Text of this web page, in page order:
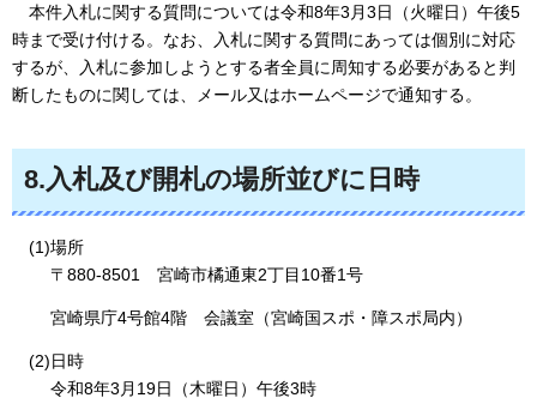
本件入札に関する質問については令和8年3月3日（火曜日）午後5
時まで受け付ける。なお、入札に関する質問にあっては個別に対応
するが、入札に参加しようとする者全員に周知する必要があると判
断したものに関しては、メール又はホームページで通知する。
8.入札及び開札の場所並びに日時
(1)場所
〒880-8501
宮崎市橘通東2丁目10番1号
宮崎県庁4号館4階 会議室（宮崎国スポ・障スポ局内）
(2)日時
令和8年3月19日（木曜日）午後3時